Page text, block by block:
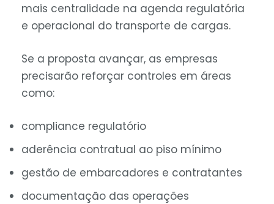
mais centralidade na agenda regulatória
e operacional do transporte de cargas.
Se a proposta avançar, as empresas
precisarão reforçar controles em áreas
como:
compliance regulatório
aderência contratual ao piso mínimo
gestão de embarcadores e contratantes
documentação das operações